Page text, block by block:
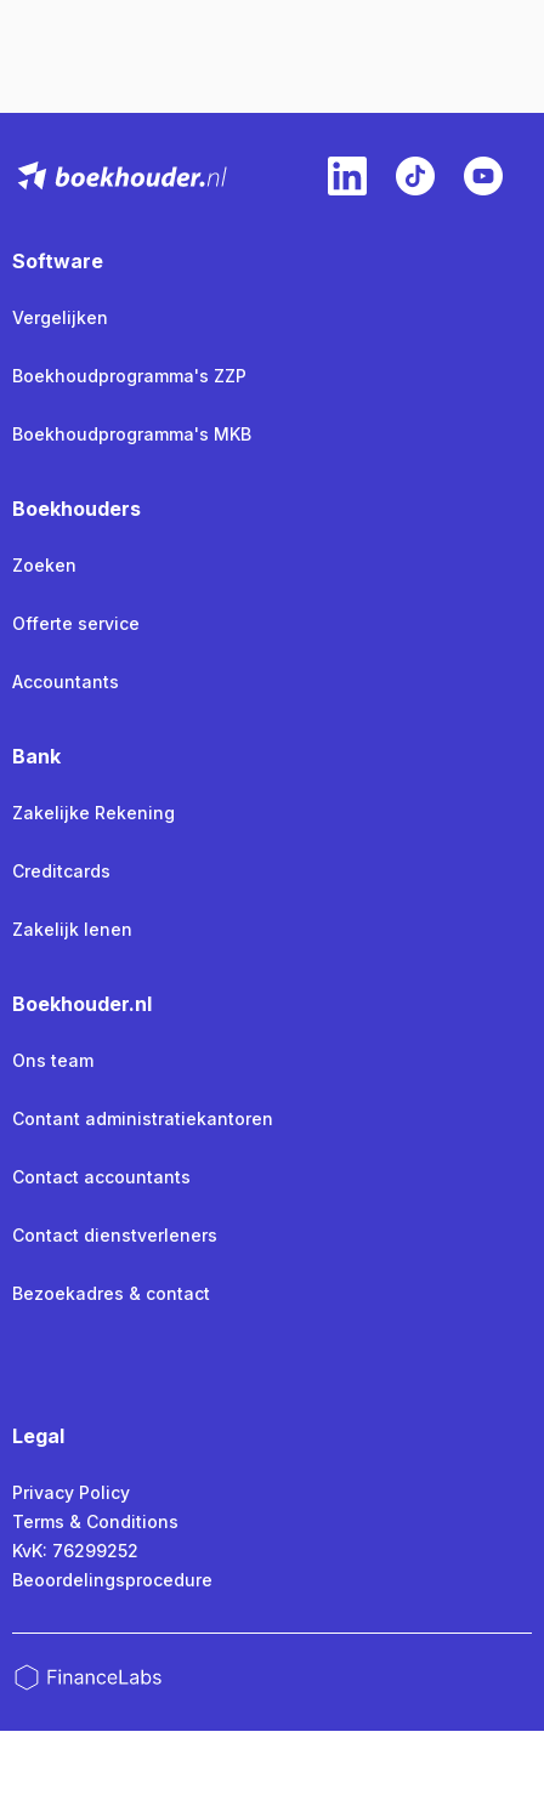
Software
Vergelijken
Boekhoudprogramma's ZZP
Boekhoudprogramma's MKB
Boekhouders
Zoeken
Offerte service
Accountants
Bank
Zakelijke Rekening
Creditcards
Zakelijk lenen
Boekhouder.nl
Ons team
Contant administratiekantoren
Contact accountants
Contact dienstverleners
Bezoekadres & contact
Legal
Privacy Policy
Terms & Conditions
KvK: 76299252
Beoordelingsprocedure